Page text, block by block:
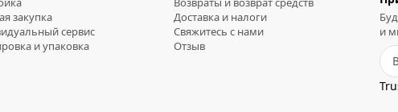
закупка
сервис
и упаковка
Доставка и налоги
Свяжитесь с нами
Отзыв
и